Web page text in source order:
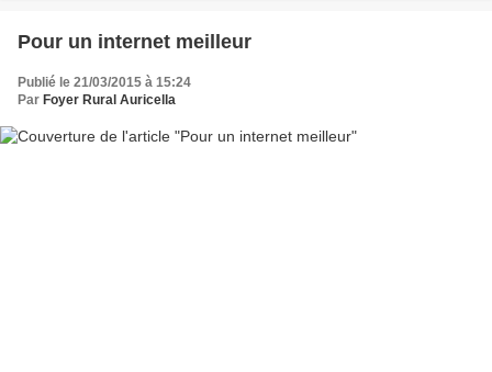
Pour un internet meilleur
Publié le 21/03/2015 à 15:24
Par Foyer Rural Auricella